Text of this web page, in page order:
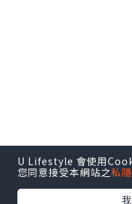
U Lifestyle 會使用
您同意接受本網站之私